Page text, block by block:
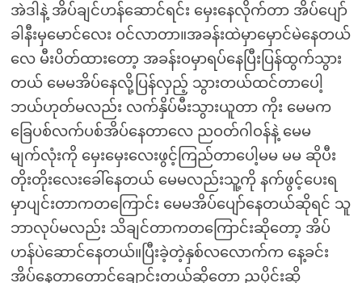
အဲဒါနဲ့ အိပ်ချင်ဟန်ဆောင်ရင်း မှေးနေလိုက်တာ အိပ်ပျော်
ခါနီးမှမောင်လေး ဝင်လာတာ။အခန်းထဲမှာမှောင်မဲနေတယ်
လေ မီးပိတ်ထားတော့ အခန်းဝမှာရပ်နေပြီးပြန်ထွက်သွား
တယ် မေမအိပ်နေလို့ပြန်လှည့် သွားတယ်ထင်တာပေါ့
ဘယ်ဟုတ်မလည်း လက်နှိပ်မီးသွားယူတာ ကိုး မေမက
ခြေပစ်လက်ပစ်အိပ်နေတာလေ ညဝတ်ဂါဝန်နဲ့ မေမ
မျက်လုံးကို မှေးမှေးလေးဖွင့်ကြည်တာပေါ့မမ မမ ဆိုပီး
တိုးတိုးလေးခေါ်နေတယ် မေမလည်းသူ့ကို နက်ဖွင့်ပေးရ
မှာပျင်းတာကတကြောင်း မေမအိပ်ပျော်နေတယ်ဆိုရင် သူ
ဘာလုပ်မလည်း သိချင်တာကတကြောင်းဆိုတော့ အိပ်
ဟန်ပဲဆောင်နေတယ်။ပြီးခဲ့တဲ့နှစ်လလောက်က နေ့ခင်း
အိပ်နေတာတောင်ချောင်းတယ်ဆိုတော့ ညပိုင်းဆို